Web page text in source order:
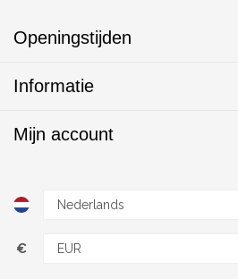
Openingstijden
Informatie
Mijn account
€